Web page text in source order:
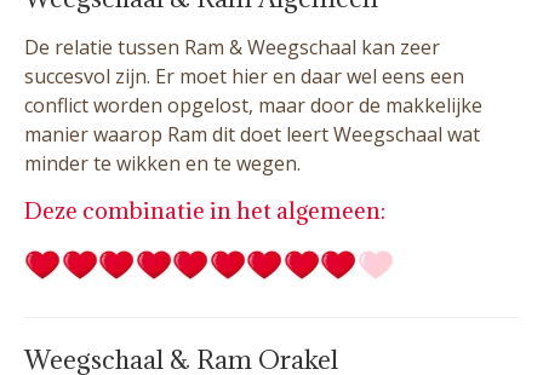
De relatie tussen Ram & Weegschaal kan zeer
succesvol zijn. Er moet hier en daar wel eens een
conflict worden opgelost, maar door de makkelijke
manier waarop Ram dit doet leert Weegschaal wat
minder te wikken en te wegen.
Deze combinatie in het algemeen:
Weegschaal & Ram Orakel